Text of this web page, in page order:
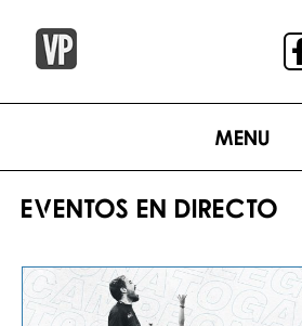
Menu
EVENTOS EN DIRECTO